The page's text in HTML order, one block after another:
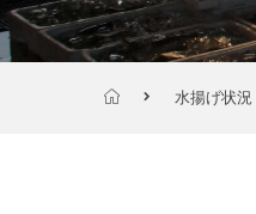
水揚げ状況